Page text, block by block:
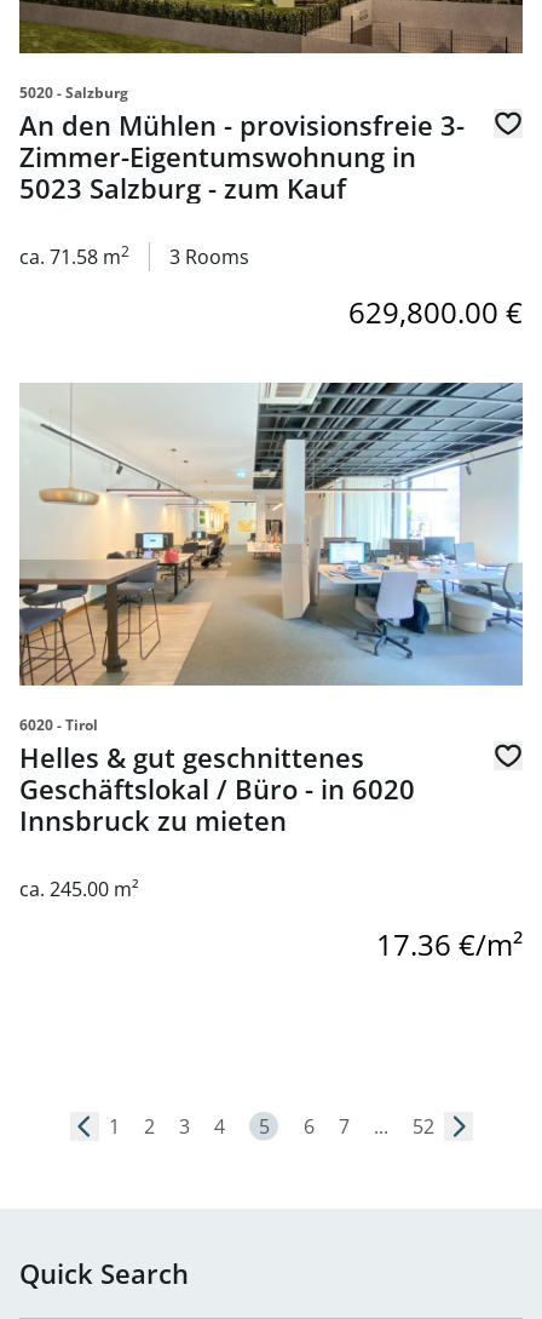
5020 - Salzburg
An den Mühlen - provisionsfreie 3-
Zimmer-Eigentumswohnung in
5023 Salzburg - zum Kauf
ca. 71.58 m2 3 Rooms
629,800.00 €
link to page Helles & gut geschnittenes Geschäftslokal /
6020 - Tirol
Helles & gut geschnittenes
Geschäftslokal / Büro - in 6020
Innsbruck zu mieten
ca. 245.00 m²
17.36 €/m²
1 2 3 4 Page 5
5 6 7 ... 52
Quick Search